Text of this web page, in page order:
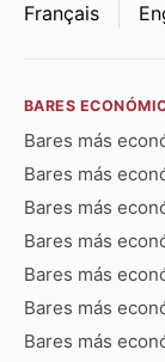
Français
BARES
Bares más
Bares más
Bares más
Bares más
Bares más
Bares más
Bares más